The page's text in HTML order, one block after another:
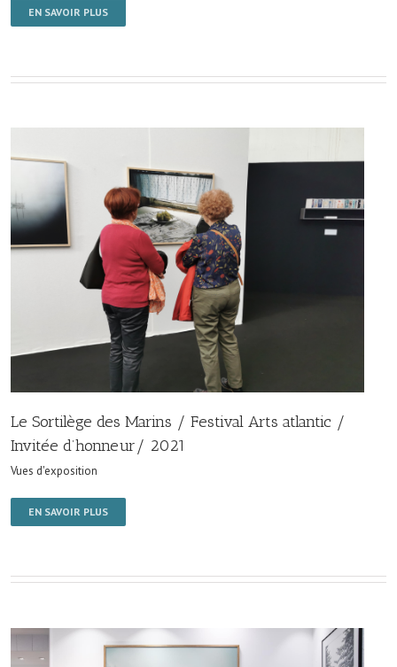
EN SAVOIR PLUS
Le Sortilège des Marins / Festival Arts atlantic /
Invitée d’honneur/ 2021
Vues d'exposition
EN SAVOIR PLUS